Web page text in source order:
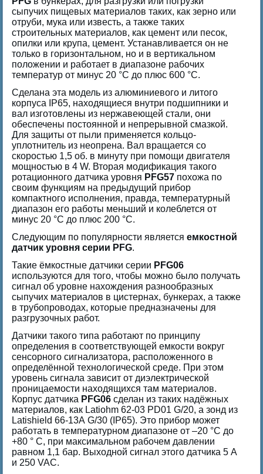
сыпучих пищевых материалов таких, как зерно или
отруби, мука или известь, а также таких
строительных материалов, как цемент или песок,
опилки или крупа, цемент. Устанавливается он не
только в горизонтальном, но и в вертикальном
положении и работает в диапазоне рабочих
температур от минус 20 °C до плюс 600 °C.
Сделана эта модель из алюминиевого и литого
корпуса IP65, находящиеся внутри подшипники и
вал изготовлены из нержавеющей стали, они
обеспечены постоянной и непрерывной смазкой.
Для защиты от пыли применяется кольцо-
уплотнитель из неопрена. Вал вращается со
скоростью 1,5 об. в минуту при помощи двигателя
мощностью в 4 W. Вторая модификация такого
ротационного датчика уровня PFG57 похожа по
своим функциям на предыдущий прибор
компактного исполнения, правда, температурный
диапазон его работы меньший и колеблется от
минус 20 °C до плюс 200 °C.
Следующим по популярности являетсяемкостной
датчик уровня серии PFG.
Такие ёмкостные датчики серии PFG06
используются для того, чтобы можно было получать
сигнал об уровне нахождения разнообразных
сыпучих материалов в цистернах, бункерах, а также
в трубопроводах, которые предназначены для
разгрузочных работ.
Датчики такого типа работают по принципу
определения в соответствующей емкости вокруг
сенсорного сигнализатора, расположенного в
определённой технологической среде. При этом
уровень сигнала зависит от диэлектрической
проницаемости находящихся там материалов.
Корпус датчика PFG06 сделан из таких надёжных
материалов, как Latiohm 62-03 PD01 G/20, а зонд из
Latishield 66-13А G/30 (IP65). Это прибор может
работать в температурном диапазоне от –20 °C до
+80 ° C, при максимальном рабочем давлении
равном 1,1 бар. Выходной сигнал этого датчика 5 A
и 250 VAC.